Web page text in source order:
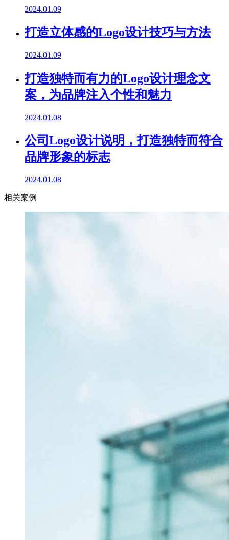
2024.01.09
打造立体感的Logo设计技巧与方法
2024.01.09
打造独特而有力的Logo设计理念文
案，为品牌注入个性和魅力
2024.01.08
公司Logo设计说明，打造独特而符合
品牌形象的标志
2024.01.08
相关案例